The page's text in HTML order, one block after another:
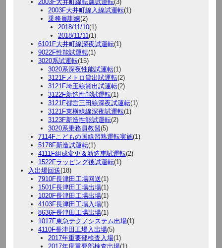
2003F大井町線転属試運転(3)
2003F大井町線入線試運転(1)
乗務員訓練(2)
2018/11/10(1)
2018/11/11 (1)
6101F大井町線深夜試運転(1)
9022F性能試運転(1)
3020系試運転(15)
3020系深夜性能試運転(1)
3121Fメトロ貸出試運転(2)
3121F埼玉線貸出試運転(2)
3122F新造性能試運転(1)
3121F都営三田線深夜試運転(1)
3121F東横線線深夜試運転(1)
3123F新造性能試運転(2)
3020系乗務員教習(5)
7114Fこどもの国線習熟運転実施(1)
5178F新造試運転(1)
4111F組成変更＆新造車試運転(2)
1522Fラッピング後試運転(1)
入出場回送(18)
7910F長津田工場回送(1)
1501F長津田工場出場(1)
1020F長津田工場出場(1)
4103F長津田工場入場(1)
8636F長津田工場出場(1)
1017F東急テクノシステム出場(1)
4110F長津田工場入出場(5)
2017年重要部検査入場(1)
2017年度重要部検査出場(1)